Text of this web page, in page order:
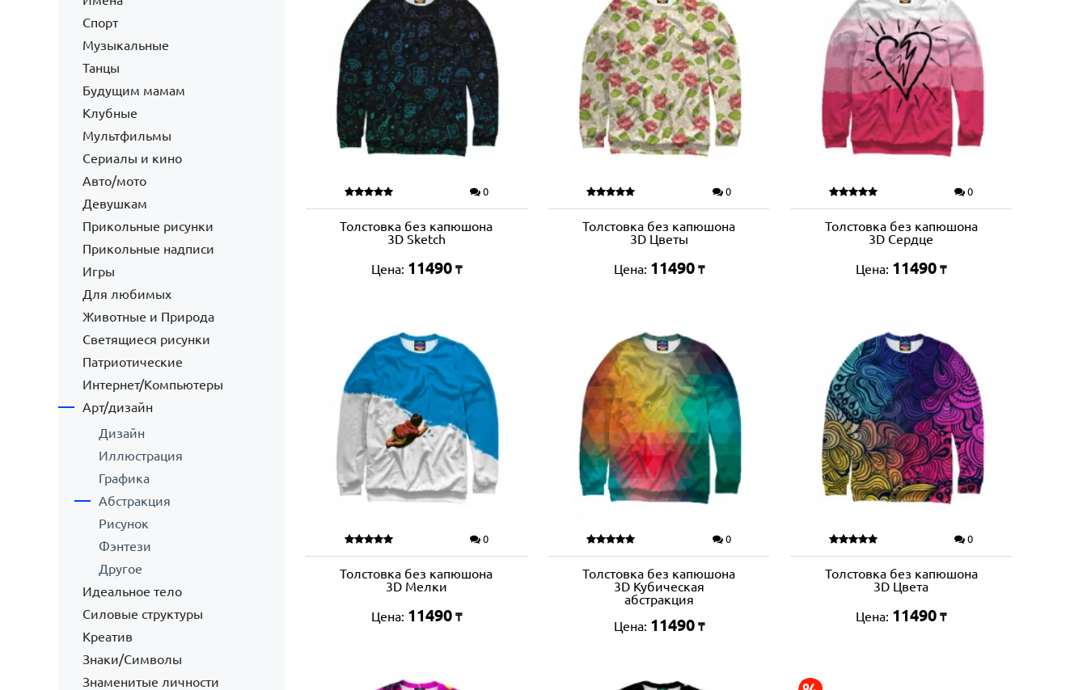
Спорт
Музыкальные
Танцы
Будущим мамам
Клубные
Мультфильмы
Сериалы и кино
Авто/мото
Девушкам
Прикольные рисунки
Прикольные надписи
Игры
Для любимых
Животные и Природа
Светящиеся рисунки
Патриотические
Интернет/Компьютеры
Арт/дизайн
Дизайн
Иллюстрация
Графика
Абстракция
Рисунок
Фэнтези
Другое
Идеальное тело
Силовые структуры
Креатив
Знаки/Символы
Знаменитые личности
0
Толстовка без капюшона
3D Sketch
Цена: 11490 ₸
0
Толстовка без капюшона
3D Цветы
Цена: 11490 ₸
0
Толстовка без капюшона
3D Сердце
Цена: 11490 ₸
0
Толстовка без капюшона
3D Мелки
Цена: 11490 ₸
0
Толстовка без капюшона
3D Кубическая
абстракция
Цена: 11490 ₸
0
Толстовка без капюшона
3D Цвета
Цена: 11490 ₸